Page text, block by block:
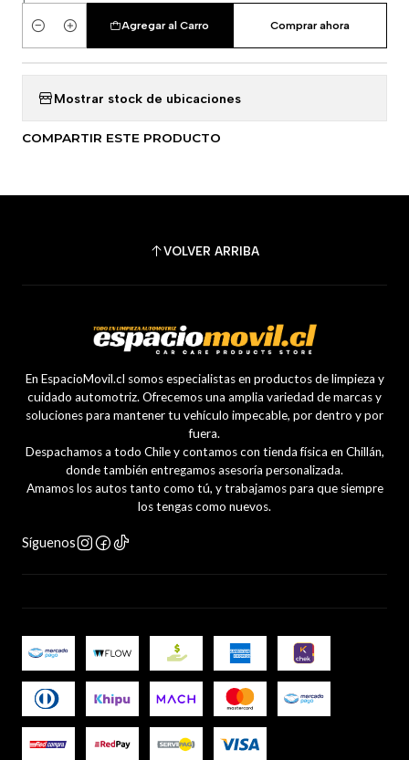
Cantidad
Agregar al Carro Comprar ahora
Mostrar stock de ubicaciones
COMPARTIR ESTE PRODUCTO
VOLVER ARRIBA
En EspacioMovil.cl somos especialistas en productos de limpieza y
cuidado automotriz. Ofrecemos una amplia variedad de marcas y
soluciones para mantener tu vehículo impecable, por dentro y por
fuera.
Despachamos a todo Chile y contamos con tienda física en Chillán,
donde también entregamos asesoría personalizada.
Amamos los autos tanto como tú, y trabajamos para que siempre
los tengas como nuevos.
Síguenos